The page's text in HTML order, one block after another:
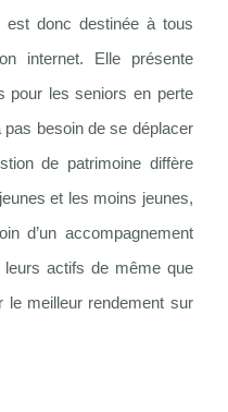
est donc destinée à tous
internet. Elle présente
pour les seniors en perte
pas besoin de se déplacer
de patrimoine diffère
et les moins jeunes,
d’un accompagnement
actifs de même que
le meilleur rendement sur